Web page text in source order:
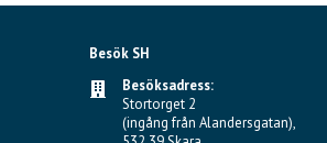
Besök SH
Besöksadress:
Stortorget 2
(ingång från Alandersgatan),